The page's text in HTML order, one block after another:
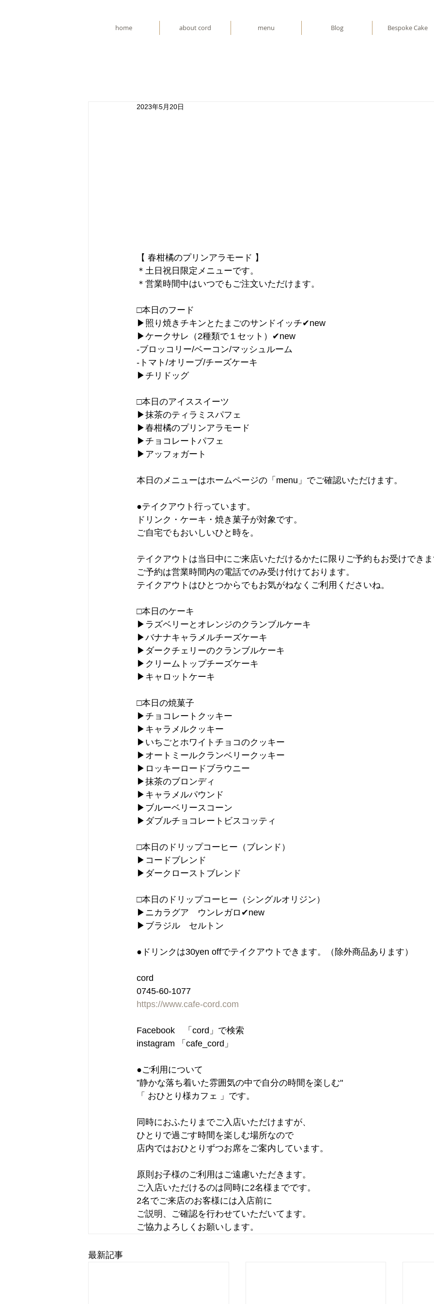
home about cord menu Blog Bespoke Cake
2023年5月20日
【 春柑橘のプリンアラモード 】
＊土日祝日限定メニューです。
＊営業時間中はいつでもご注文いただけます。
□本日のフード
▶︎照り焼きチキンとたまごのサンドイッチ✔︎new
▶︎ケークサレ（2種類で１セット）✔︎new
-ブロッコリー/ベーコン/マッシュルーム
-トマト/オリーブ/チーズケーキ
▶︎チリドッグ
□本日のアイススイーツ
▶︎抹茶のティラミスパフェ
▶︎春柑橘のプリンアラモード
▶︎チョコレートパフェ
▶︎アッフォガート
本日のメニューはホームページの「menu」でご確認いただけます。
●テイクアウト行っています。
ドリンク・ケーキ・焼き菓子が対象です。
ご自宅でもおいしいひと時を。
テイクアウトは当日中にご来店いただけるかたに限りご予約もお受けでき
ご予約は営業時間内の電話でのみ受け付けております。
テイクアウトはひとつからでもお気がねなくご利用くださいね。
□本日のケーキ
▶︎ラズベリーとオレンジのクランブルケーキ
▶︎バナナキャラメルチーズケーキ
▶︎ダークチェリーのクランブルケーキ
▶︎クリームトップチーズケーキ
▶︎キャロットケーキ
□本日の焼菓子
▶︎チョコレートクッキー
▶︎キャラメルクッキー
▶︎いちごとホワイトチョコのクッキー
▶︎オートミールクランベリークッキー
▶︎ロッキーロードブラウニー
▶︎抹茶のブロンディ
▶︎キャラメルパウンド
▶︎ブルーベリースコーン
▶︎ダブルチョコレートビスコッティ
□本日のドリップコーヒー（ブレンド）
▶︎コードブレンド
▶︎ダークローストブレンド
□本日のドリップコーヒー（シングルオリジン）
▶︎ニカラグア　ウンレガロ✔︎new
▶︎ブラジル　セルトン
●ドリンクは30yen offでテイクアウトできます。（除外商品あります）
cord
0745-60-1077
https://www.cafe-cord.com
Facebook　「cord」で検索
instagram 「cafe_cord」
●ご利用について
”静かな落ち着いた雰囲気の中で自分の時間を楽しむ"
「 おひとり様カフェ 」です。
同時におふたりまでご入店いただけますが、
ひとりで過ごす時間を楽しむ場所なので
店内ではおひとりずつお席をご案内しています。
原則お子様のご利用はご遠慮いただきます。
ご入店いただけるのは同時に2名様までです。
2名でご来店のお客様には入店前に
ご説明、ご確認を行わせていただいてます。
ご協力よろしくお願いします。
最新記事